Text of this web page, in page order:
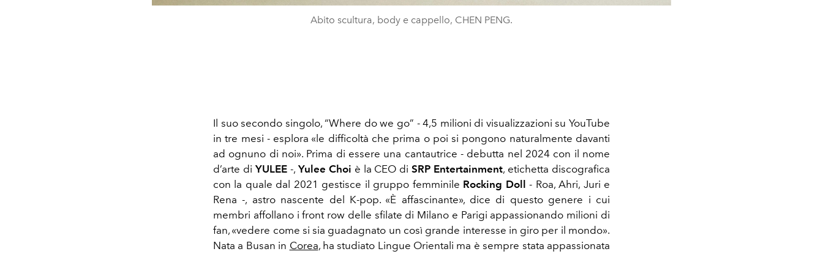
Abito scultura, body e cappello, CHEN PENG.
Il suo secondo singolo, “Where do we go” - 4,5 milioni di visualizzazioni su YouTube
in tre mesi - esplora «le difficoltà che prima o poi si pongono naturalmente davanti
ad ognuno di noi». Prima di essere una cantautrice - debutta nel 2024 con il nome
d’arte di YULEE-, Yulee Choi è la CEO diSRP Entertainment, etichetta discografica
con la quale dal 2021 gestisce il gruppo femminile Rocking Doll- Roa, Ahri, Juri e
Rena -, astro nascente del K-pop. «È affascinante», dice di questo genere i cui
membri affollano i front row delle sfilate di Milano e Parigi appassionando milioni di
fan, «vedere come si sia guadagnato un così grande interesse in giro per il mondo».
Nata a Busan in Corea, ha studiato Lingue Orientali ma è sempre stata appassionata